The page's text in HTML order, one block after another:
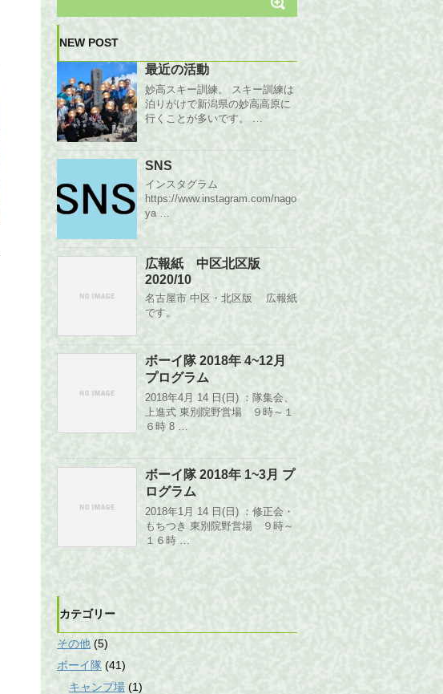
NEW POST
最近の活動
妙高スキー訓練。 スキー訓練は
泊りがけで新潟県の妙高高原に
行くことが多いです。 …
SNS
インスタグラム
https://www.instagram.com/nago
ya …
広報紙 中区北区版
2020/10
名古屋市 中区・北区版 広報紙
です。
ボーイ隊 2018年 4~12月
プログラム
2018年4月 14 日(日) ：隊集会、
上進式 東別院野営場 ９時～１
６時 8 …
ボーイ隊 2018年 1~3月 プ
ログラム
2018年1月 14 日(日) ：修正会・
もちつき 東別院野営場 ９時～
１６時 …
カテゴリー
その他 (5)
ボーイ隊 (41)
キャンプ場 (1)